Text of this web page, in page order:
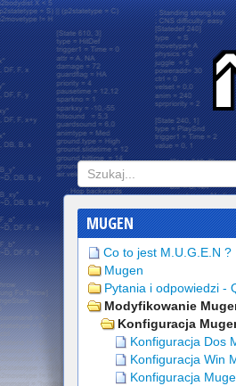
Szukaj
MUGEN
Co to jest M.U.G.E.N ?
Mugen
Pytania i odpowiedzi -
Modyfikowanie
Konfiguracja
Konfiguracja Dos
Konfiguracja Win
Konfiguracja